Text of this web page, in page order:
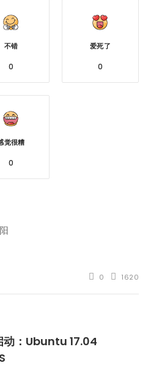
不错
0
爱死了
0
觉很糟
0
0 1620
：Ubuntu 17.04